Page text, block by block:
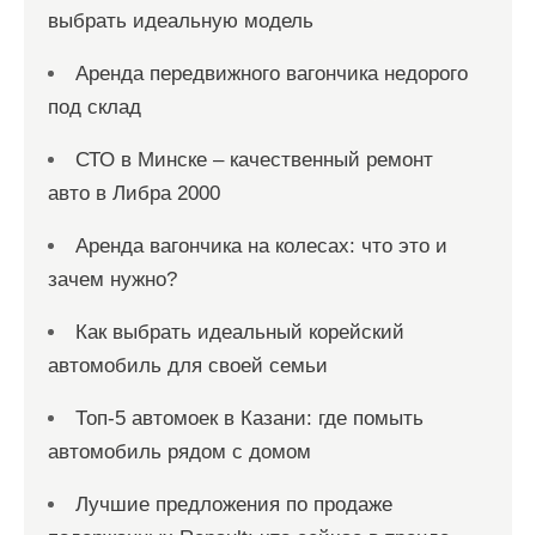
выбрать идеальную модель
Аренда передвижного вагончика недорого
под склад
СТО в Минске – качественный ремонт
авто в Либра 2000
Аренда вагончика на колесах: что это и
зачем нужно?
Как выбрать идеальный корейский
автомобиль для своей семьи
Топ-5 автомоек в Казани: где помыть
автомобиль рядом с домом
Лучшие предложения по продаже